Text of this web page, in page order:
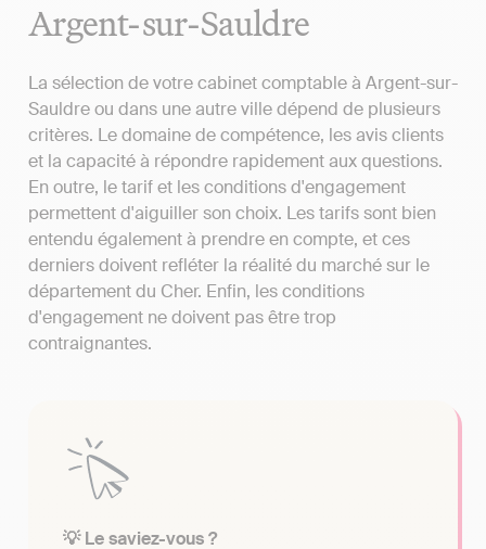
Argent-sur-Sauldre
La sélection de votre cabinet comptable à Argent-sur-
Sauldre ou dans une autre ville dépend de plusieurs
critères. Le domaine de compétence, les avis clients
et la capacité à répondre rapidement aux questions.
En outre, le tarif et les conditions d'engagement
permettent d'aiguiller son choix. Les tarifs sont bien
entendu également à prendre en compte, et ces
derniers doivent refléter la réalité du marché sur le
département du Cher. Enfin, les conditions
d'engagement ne doivent pas être trop
contraignantes.
💡 Le saviez-vous ?